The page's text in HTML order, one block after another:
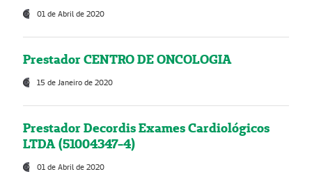
01 de Abril de 2020
Prestador CENTRO DE ONCOLOGIA
15 de Janeiro de 2020
Prestador Decordis Exames Cardiológicos
LTDA (51004347-4)
01 de Abril de 2020